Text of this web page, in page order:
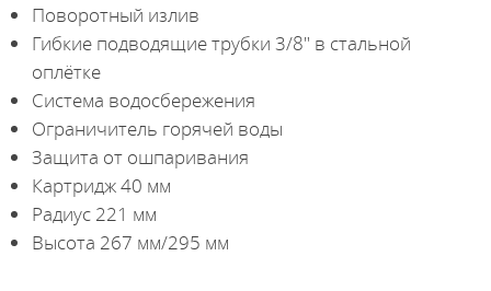
Поворотный излив
Гибкие подводящие трубки 3/8" в стальной
оплётке
Система водосбережения
Ограничитель горячей воды
Защита от ошпаривания
Картридж 40 мм
Радиус 221 мм
Высота 267 мм/295 мм